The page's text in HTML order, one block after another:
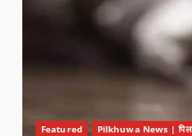
Featured Pilkhuwa News |